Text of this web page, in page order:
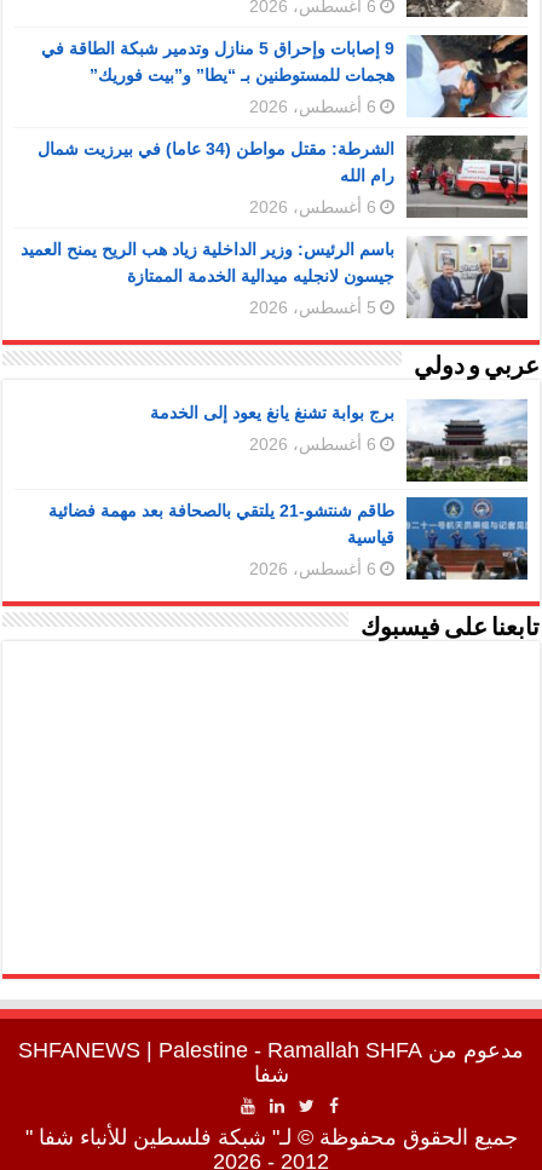
6 أغسطس، 2026
9 إصابات وإحراق 5 منازل وتدمير شبكة الطاقة في
هجمات للمستوطنين بـ “يطا” و”بيت فوريك”
6 أغسطس، 2026
الشرطة: مقتل مواطن (34 عاما) في بيرزيت شمال
رام الله
6 أغسطس، 2026
باسم الرئيس: وزير الداخلية زياد هب الريح يمنح العميد
جيسون لانجليه ميدالية الخدمة الممتازة
5 أغسطس، 2026
عربي و دولي
برج بوابة تشنغ يانغ يعود إلى الخدمة
6 أغسطس، 2026
طاقم شنتشو-21 يلتقي بالصحافة بعد مهمة فضائية
قياسية
6 أغسطس، 2026
تابعنا على فيسبوك
مدعوم من SHFANEWS | Palestine - Ramallah SHFA
شفا
جميع الحقوق محفوظة © لـ" شبكة فلسطين للأنباء شفا "
2012 - 2026